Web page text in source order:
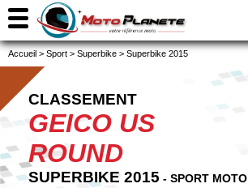
Accueil > Sport > Superbike > Superbike 2015
CLASSEMENT
GEICO US
ROUND
SUPERBIKE 2015 - SPORT MOTO